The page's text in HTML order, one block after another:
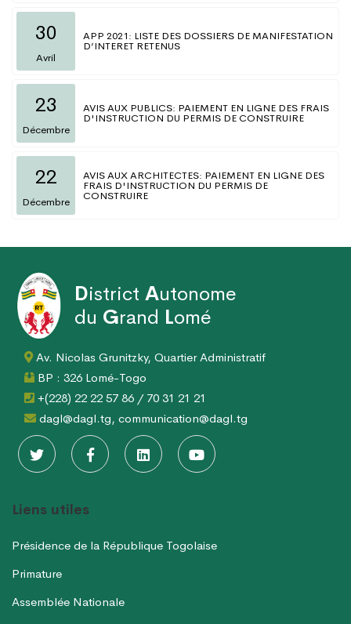
30
Avril
APP 2021: LISTE DES DOSSIERS DE MANIFESTATION
D’INTERET RETENUS
23
Décembre
AVIS AUX PUBLICS: PAIEMENT EN LIGNE DES FRAIS
D'INSTRUCTION DU PERMIS DE CONSTRUIRE
22
Décembre
AVIS AUX ARCHITECTES: PAIEMENT EN LIGNE DES
FRAIS D'INSTRUCTION DU PERMIS DE
CONSTRUIRE
District Autonome
du Grand Lomé
Av. Nicolas Grunitzky, Quartier Administratif
BP : 326 Lomé-Togo
+(228) 22 22 57 86 / 70 31 21 21
dagl@dagl.tg, communication@dagl.tg
Liens utiles
Présidence de la République Togolaise
Primature
Assemblée Nationale